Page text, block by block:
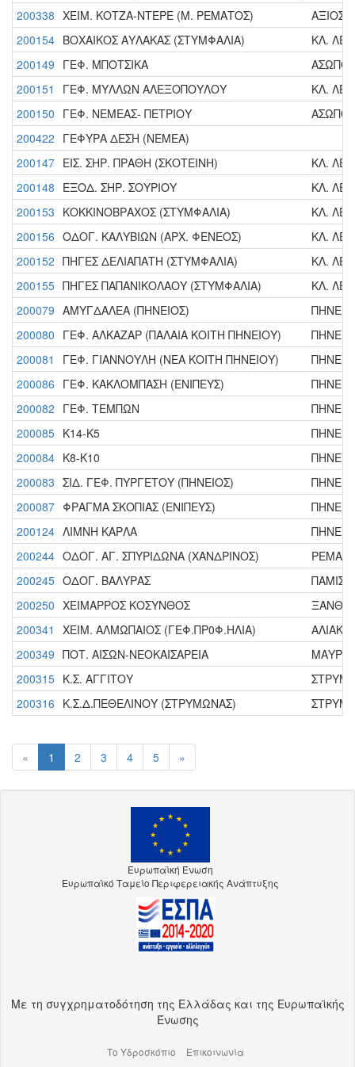
200338 ΧΕΙΜ. ΚΟΤΖΑ-ΝΤΕΡΕ (Μ. ΡΕΜΑΤΟΣ)
ΑΞΙΟΣ
200154 ΒΟΧΑΙΚΟΣ ΑΥΛΑΚΑΣ (ΣΤΥΜΦΑΛΙΑ)
ΚΛ.
200149 ΓΕΦ. ΜΠΟΤΣΙΚΑ
200151
ΓΕΦ. ΜΥΛΛΩΝ ΑΛΕΞΟΠΟΥΛΟΥ
ΚΛ.
200150 ΓΕΦ. ΝΕΜΕΑΣ- ΠΕΤΡΙΟΥ
200422 ΓΕΦΥΡΑ ΔΕΣΗ (ΝΕΜΕΑ)
200147 ΕΙΣ. ΣΗΡ. ΠΡΑΘΗ (ΣΚΟΤΕΙΝΗ)
ΚΛ.
200148 ΕΞΟΔ. ΣΗΡ. ΣΟΥΡΙΟΥ
ΚΛ.
200153 ΚΟΚΚΙΝΟΒΡΑΧΟΣ (ΣΤΥΜΦΑΛΙΑ)
ΚΛ.
200156 ΟΔΟΓ. ΚΑΛΥΒΙΩΝ (ΑΡΧ. ΦΕΝΕΟΣ)
ΚΛ.
200152 ΠΗΓΕΣ ΔΕΛΙΑΠΑΤΗ (ΣΤΥΜΦΑΛΙΑ)
ΚΛ.
200155 ΠΗΓΕΣ ΠΑΠΑΝΙΚΟΛΑΟΥ (ΣΤΥΜΦΑΛΙΑ)
ΚΛ.
200079 ΑΜΥΓΔΑΛΕΑ (ΠΗΝΕΙΟΣ)
200080 ΓΕΦ. ΑΛΚΑΖΑΡ (ΠΑΛΑΙΑ ΚΟΙΤΗ ΠΗΝΕΙΟΥ)
200081
ΓΕΦ. ΓΙΑΝΝΟΥΛΗ (ΝΕΑ ΚΟΙΤΗ ΠΗΝΕΙΟΥ)
200086 ΓΕΦ. ΚΑΚΛΟΜΠΑΣΗ (ΕΝΙΠΕΥΣ)
200082 ΓΕΦ. ΤΕΜΠΩΝ
200085 Κ14-Κ5
200084 Κ8-Κ10
200083 ΣΙΔ. ΓΕΦ. ΠΥΡΓΕΤΟΥ (ΠΗΝΕΙΟΣ)
200087 ΦΡΑΓΜΑ ΣΚΟΠΙΑΣ (ΕΝΙΠΕΥΣ)
200124 ΛΙΜΝΗ ΚΑΡΛΑ
200244 ΟΔΟΓ. ΑΓ. ΣΠΥΡΙΔΩΝΑ (ΧΑΝΔΡΙΝΟΣ)
ΡΕΜΑ
200245 ΟΔΟΓ. ΒΑΛΥΡΑΣ
200250 ΧΕΙΜΑΡΡΟΣ ΚΟΣΥΝΘΟΣ
200341
ΧΕΙΜ. ΑΛΜΩΠΑΙΟΣ (ΓΕΦ.ΠΡ0Φ.ΗΛΙΑ)
200349 ΠΟΤ. ΑΙΣΩΝ-ΝΕΟΚΑΙΣΑΡΕΙΑ
200315 Κ.Σ. ΑΓΓΙΤΟΥ
200316 Κ.Σ.Δ.ΠΕΘΕΛΙΝΟΥ (ΣΤΡΥΜΩΝΑΣ)
« 1 2 3 4 5 »
Ευρωπαϊκή Ένωση
Ευρωπαϊκό Ταμείο Περιφερειακής Ανάπτυξης
Με τη συγχρηματοδότηση της Ελλάδας και της Ευρωπαϊκής
Ένωσης
Το Υδροσκόπιο Επικοινωνία